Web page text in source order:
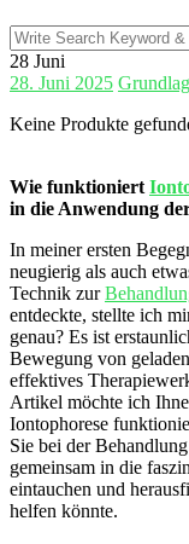
Search
for:
28 Juni
28. Juni 2025
Keine Produkte
Wie funktioniert
in⁣ die ⁤Anwendung
In meiner ersten
neugierig als auch
Technik zur⁢
entdeckte, ‍stellte ⁣ich
genau? ⁤Es ist
Bewegung von
effektives
Artikel⁣ möchte⁣ ich
Iontophorese‌
Sie bei der​
gemeinsam in die
eintauchen ⁢und
helfen könnte.